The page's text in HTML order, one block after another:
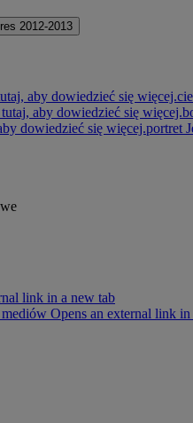
2012-2013
aby dowiedzieć się więcej.
aby dowiedzieć się więcej.
dowiedzieć się więcej.portret
link in a new tab
Opens an external link in